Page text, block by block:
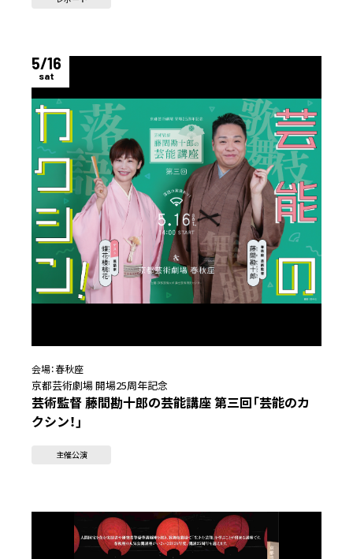
5/16
sat
会場：春秋座
京都芸術劇場 開場25周年記念
芸術監督 藤間勘十郎の芸能講座 第三回「芸能のカ
クシン！」
主催公演